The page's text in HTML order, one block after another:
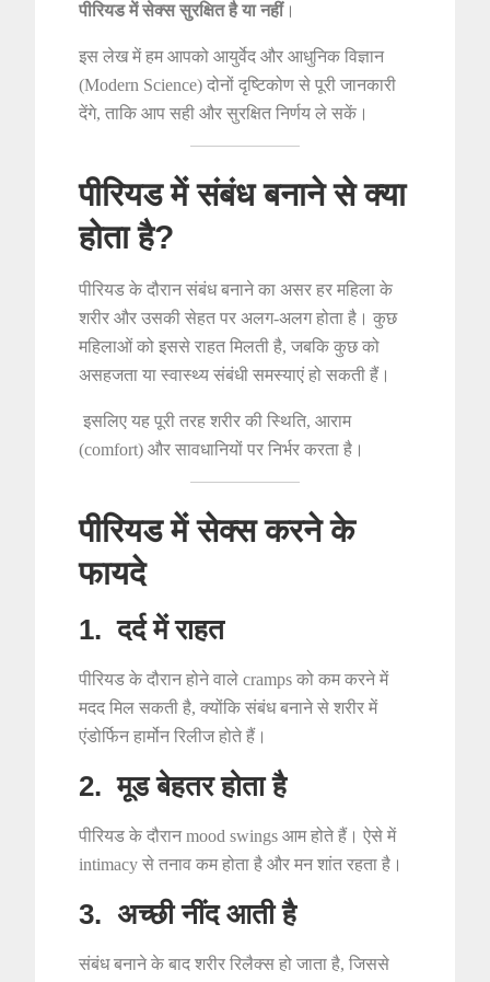
पीरियड में सेक्स सुरक्षित है या नहीं।
इस लेख में हम आपको आयुर्वेद और आधुनिक विज्ञान
(Modern Science) दोनों दृष्टिकोण से पूरी जानकारी
देंगे, ताकि आप सही और सुरक्षित निर्णय ले सकें।
पीरियड में संबंध बनाने से क्या
होता है?
पीरियड के दौरान संबंध बनाने का असर हर महिला के
शरीर और उसकी सेहत पर अलग-अलग होता है। कुछ
महिलाओं को इससे राहत मिलती है, जबकि कुछ को
असहजता या स्वास्थ्य संबंधी समस्याएं हो सकती हैं।
इसलिए यह पूरी तरह शरीर की स्थिति, आराम
(comfort) और सावधानियों पर निर्भर करता है।
पीरियड में सेक्स करने के
फायदे
1. दर्द में राहत
पीरियड के दौरान होने वाले cramps को कम करने में
मदद मिल सकती है, क्योंकि संबंध बनाने से शरीर में
एंडोर्फिन हार्मोन रिलीज होते हैं।
2. मूड बेहतर होता है
पीरियड के दौरान mood swings आम होते हैं। ऐसे में
intimacy से तनाव कम होता है और मन शांत रहता है।
3. अच्छी नींद आती है
संबंध बनाने के बाद शरीर रिलैक्स हो जाता है, जिससे